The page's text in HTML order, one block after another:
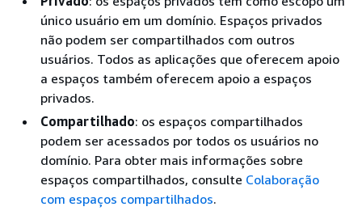
único usuário em um domínio. Espaços privados
não podem ser compartilhados com outros
usuários. Todos as aplicações que oferecem apoio
a espaços também oferecem apoio a espaços
privados.
Compartilhado: os espaços compartilhados
podem ser acessados por todos os usuários no
domínio. Para obter mais informações sobre
espaços compartilhados, consulte Colaboração
com espaços compartilhados.